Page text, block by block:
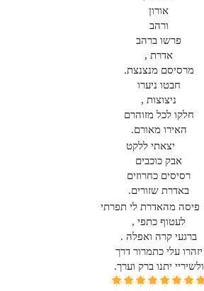
אורון
ורהב
פרשו ברהב
אדרת ,
מרסיסם מנצנצת.
חבטו ניערו
ניצוצות ,
חלקו לכל מזוהרם
האירו מאורם.
יצאתי ללקט
אבק כוכבים
רסיסים כחרוזים
באדרת שזורים.
פיסה מהאדרת לי תפרתי
לעטוף כתפי ,
ברגעי קרה ואפלה .
יזהרו עלי כתמרור דרך
ולשיריי יתנו ברק וערך.